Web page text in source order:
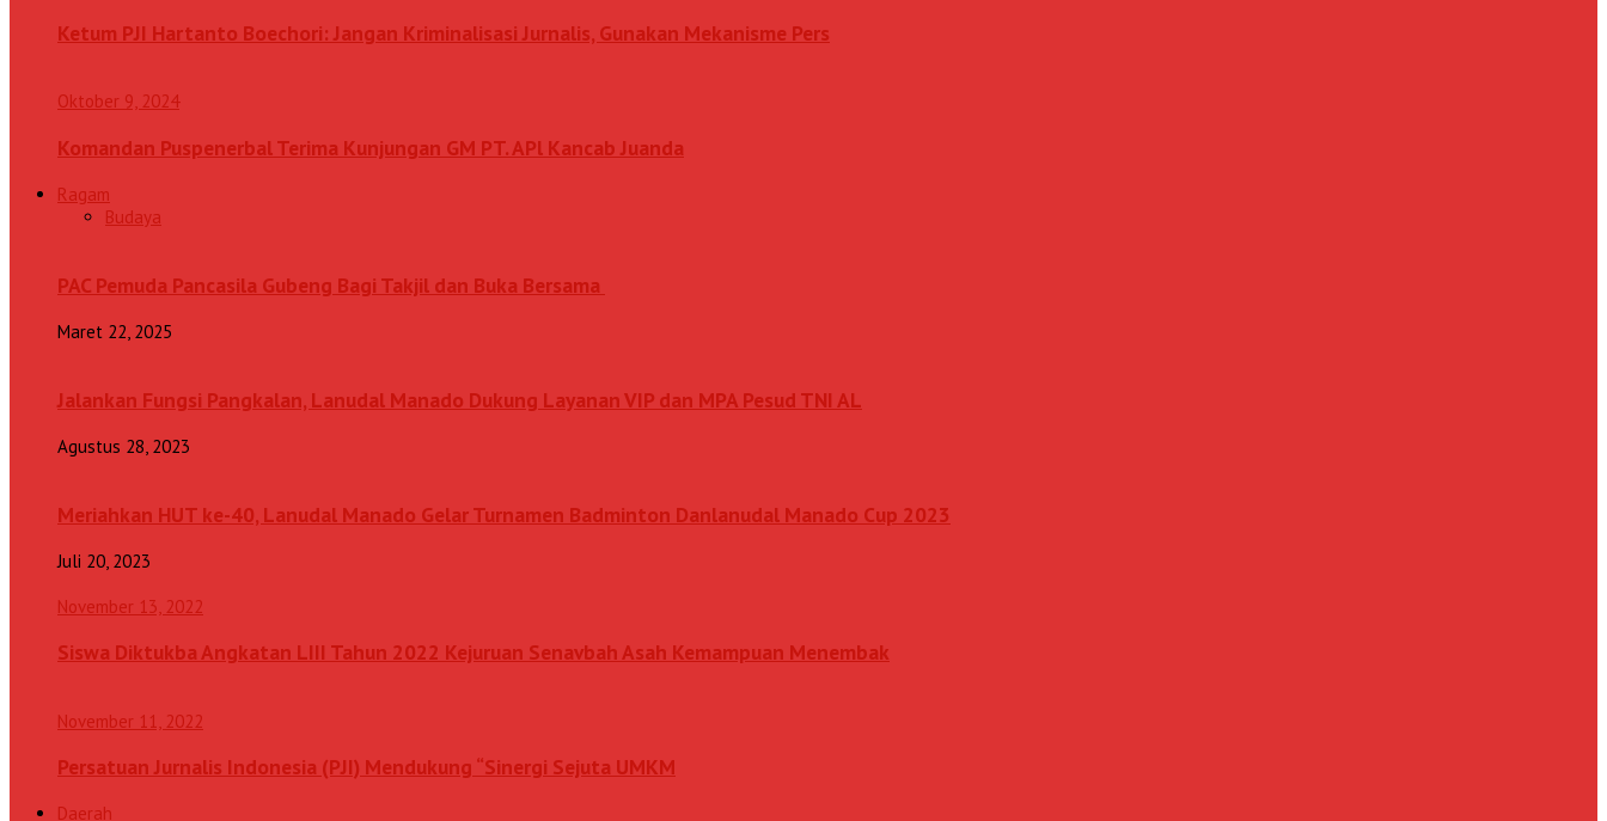
Ketum PJI Hartanto Boechori: Jangan Kriminalisasi Jurnalis, Gunakan Mekanisme Pers
Oktober 9, 2024
Komandan Puspenerbal Terima Kunjungan GM PT. APl Kancab Juanda
Ragam
Budaya
PAC Pemuda Pancasila Gubeng Bagi Takjil dan Buka Bersama
Maret 22, 2025
Jalankan Fungsi Pangkalan, Lanudal Manado Dukung Layanan VIP dan MPA Pesud TNI AL
Agustus 28, 2023
Meriahkan HUT ke-40, Lanudal Manado Gelar Turnamen Badminton Danlanudal Manado Cup 2023
Juli 20, 2023
November 13, 2022
Siswa Diktukba Angkatan LIII Tahun 2022 Kejuruan Senavbah Asah Kemampuan Menembak
November 11, 2022
Persatuan Jurnalis Indonesia (PJI) Mendukung “Sinergi Sejuta UMKM
Daerah